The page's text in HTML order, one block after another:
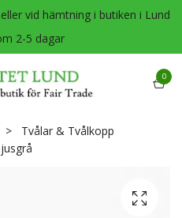
vid hämtning i butiken i Lund
2-5 dagar
0
Tvålar & Tvålkopp